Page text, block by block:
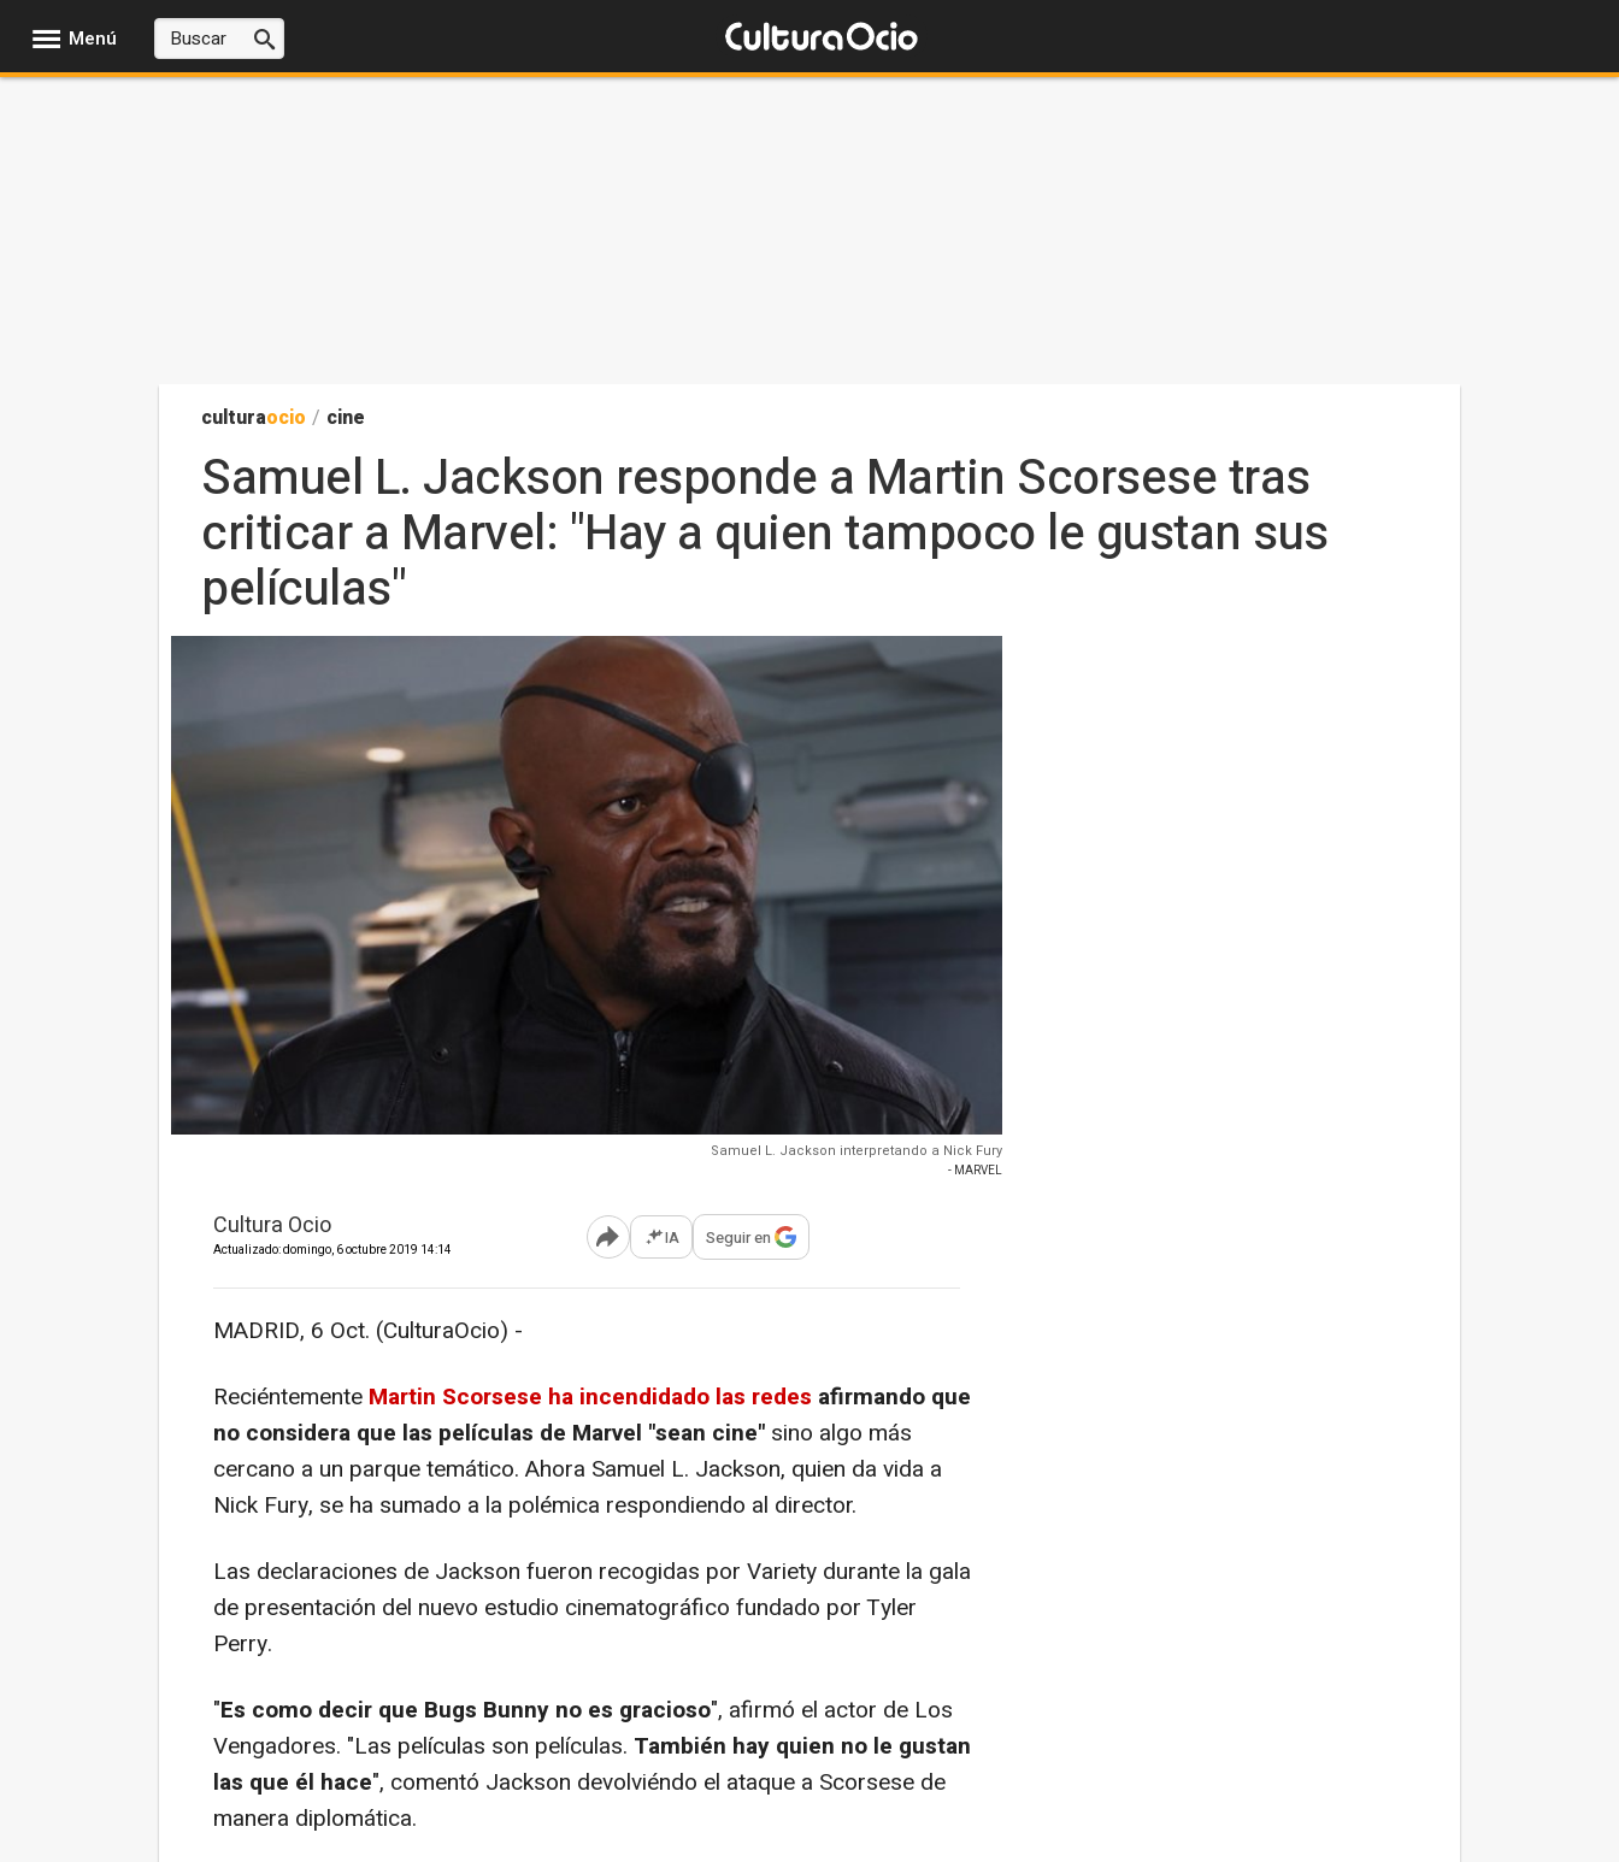
Menú
culturaocio / cine
Samuel L. Jackson responde a Martin Scorsese tras
criticar a Marvel: "Hay a quien tampoco le gustan sus
películas"
Samuel L. Jackson interpretando a Nick Fury
- MARVEL
Cultura Ocio
Actualizado: domingo, 6 octubre 2019 14:14 Abrir opciones para compartir
IA Seguir en
MADRID, 6 Oct. (CulturaOcio) -
Reciéntemente Martin Scorsese ha incendidado las redes afirmando que
no considera que las películas de Marvel "sean cine" sino algo más
cercano a un parque temático. Ahora Samuel L. Jackson, quien da vida a
Nick Fury, se ha sumado a la polémica respondiendo al director.
Las declaraciones de Jackson fueron recogidas por Variety durante la gala
de presentación del nuevo estudio cinematográfico fundado por Tyler
Perry.
"Es como decir que Bugs Bunny no es gracioso", afirmó el actor de Los
Vengadores. "Las películas son películas. También hay quien no le gustan
las que él hace", comentó Jackson devolviéndo el ataque a Scorsese de
manera diplomática.